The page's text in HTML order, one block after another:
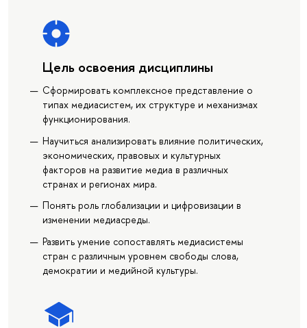
Цель освоения дисциплины
Сформировать комплексное представление о
типах медиасистем, их структуре и механизмах
функционирования.
Научиться анализировать влияние политических,
экономических, правовых и культурных
факторов на развитие медиа в различных
странах и регионах мира.
Понять роль глобализации и цифровизации в
изменении медиасреды.
Развить умение сопоставлять медиасистемы
стран с различным уровнем свободы слова,
демократии и медийной культуры.